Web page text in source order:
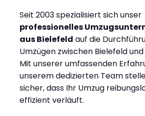
Seit 2003 spezialisiert sich unser
professionelles
aus Bielefeld auf die
Umzügen zwischen Bielefeld und
Mit unserer umfassenden
unserem dedizierten Team
sicher, dass Ihr Umzug
effizient verläuft.